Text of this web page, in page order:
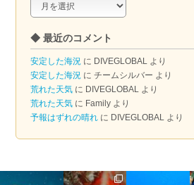
ア
カ
イ
ブ
◆ 最近のコメント
安定した海況 に DIVEGLOBAL より
安定した海況 にチームシルバー より
荒れた天気 に DIVEGLOBAL より
荒れた天気 に Family より
予報はずれの晴れ に DIVEGLOBAL より